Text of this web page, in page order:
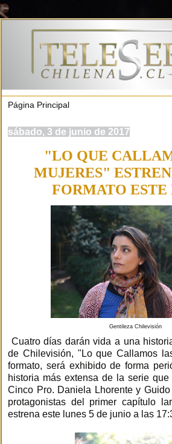
sábado, 3 de junio de 2017
"LO QUE
MUJERES"
FORMATO ESTE
Gentileza Chilevisión
Cuatro días darán vida a una
de Chilevisión, "Lo que Callamos
formato, será exhibido de forma
historia más extensa de la serie
Cinco Pro. Daniela Lhorente y
protagonistas del primer capítulo
estrena este lunes 5 de junio a las